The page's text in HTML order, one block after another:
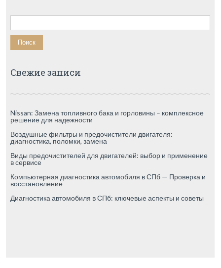
Найти:
Свежие записи
Nissan: Замена топливного бака и горловины – комплексное
решение для надежности
Воздушные фильтры и предочистители двигателя:
диагностика, поломки, замена
Виды предочистителей для двигателей: выбор и применение
в сервисе
Компьютерная диагностика автомобиля в СПб — Проверка и
восстановление
Диагностика автомобиля в СПб: ключевые аспекты и советы